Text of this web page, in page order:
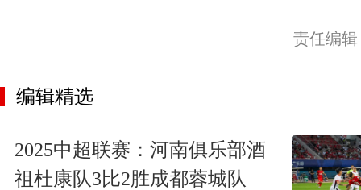
责任编
编辑精选
2025中超联赛：河南俱乐部酒
祖杜康队3比2胜成都蓉城队